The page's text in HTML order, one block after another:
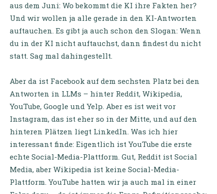
aus dem Juni: Wo bekommt die KI ihre Fakten her?
Und wir wollen ja alle gerade in den KI-Antworten
auftauchen. Es gibt ja auch schon den Slogan: Wenn
du in der KI nicht auftauchst, dann findest du nicht
statt. Sag mal dahingestellt.
Aber da ist Facebook auf dem sechsten Platz bei den
Antworten in LLMs – hinter Reddit, Wikipedia,
YouTube, Google und Yelp. Aber es ist weit vor
Instagram, das ist eher so in der Mitte, und auf den
hinteren Plätzen liegt LinkedIn. Was ich hier
interessant finde: Eigentlich ist YouTube die erste
echte Social-Media-Plattform. Gut, Reddit ist Social
Media, aber Wikipedia ist keine Social-Media-
Plattform. YouTube hatten wir ja auch mal in einer